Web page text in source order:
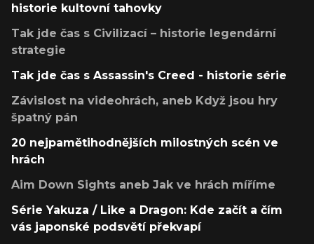
historie kultovní tahovky
Tak jde čas s Civilizací – historie legendární
strategie
Tak jde čas s Assassin's Creed - historie série
Závislost na videohrách, aneb Když jsou hry
špatný pán
20 nejpamětihodnějších milostných scén ve
hrách
Aim Down Sights aneb Jak ve hrách míříme
Série Yakuza / Like a Dragon: Kde začít a čím
vás japonské podsvětí překvapí